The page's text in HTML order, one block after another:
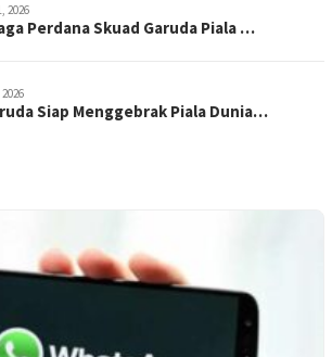
2026
Perdana Skuad Garuda Piala …
Siap Menggebrak Piala Dunia…